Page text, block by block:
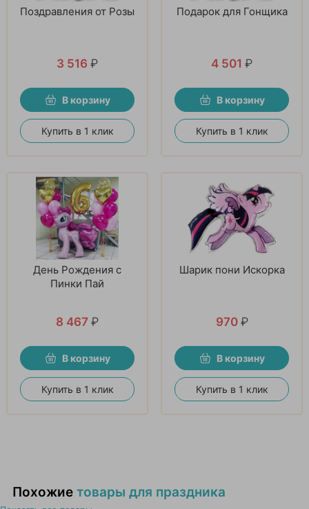
Поздравления от Розы
3 516 ₽
В корзину
Купить в 1 клик
Подарок для Гонщика
4 501 ₽
В корзину
Купить в 1 клик
День Рождения с
Пинки Пай
8 467 ₽
В корзину
Купить в 1 клик
Шарик пони Искорка
970 ₽
В корзину
Купить в 1 клик
Похожие товары для праздника